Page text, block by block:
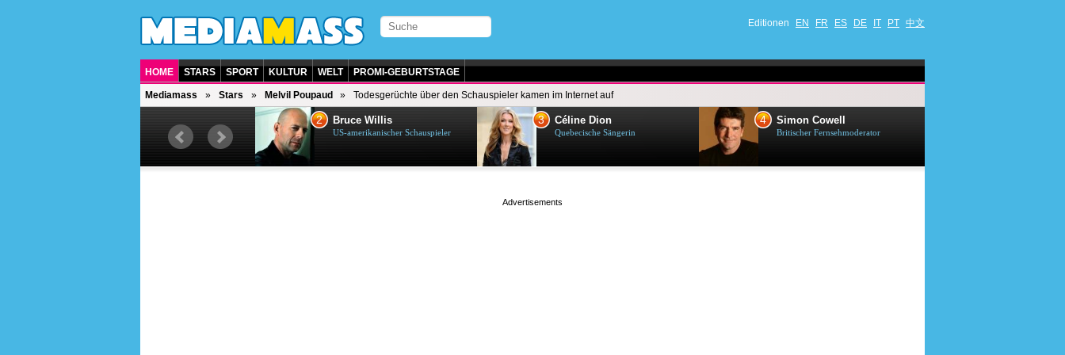
Editionen EN FR ES DE IT PT 中文
HOME STARS SPORT KULTUR WELT PROMI-GEBURTSTAGE
Mediamass Stars Melvil Poupaud Todesgerüchte über den Schauspieler kamen im Internet auf
Deutsche Sängerin
2 Bruce Willis
US-amerikanischer Schauspieler
3 Céline Dion
Quebecische Sängerin
4 Simon Cowell
Britischer Fernsehmoderator